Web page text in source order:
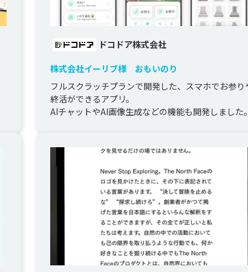
ドコドア株式会社
株式会社イーリブ様 おもいのり
フルスクラッチプランで開発した、スマホでお参り
終活ができるアプリ。
AIチャットやAI画像生成などの機能も開発しました